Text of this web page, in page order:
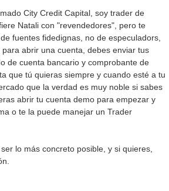
City Credit Capital, soy trader de
Natali con "revendedores", pero te
fuentes fidedignas, no de especuladors,
abrir una cuenta, debes enviar tus
de cuenta bancario y comprobante de
que tú quieras siempre y cuando esté a tu
que la verdad es muy noble si sabes
abrir tu cuenta demo para empezar y
o te la puede manejar un Trader
lo más concreto posible, y si quieres,